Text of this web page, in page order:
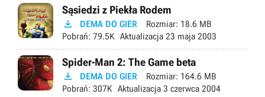
Sąsiedzi z Piekła Rodem
 DEMA DO GIER Rozmiar: 18.6 MB
Pobrań: 79.5K Aktualizacja 23 maja 2003
Spider-Man 2: The Game beta
 DEMA DO GIER Rozmiar: 164.6 MB
Pobrań: 307K Aktualizacja 3 czerwca 2004